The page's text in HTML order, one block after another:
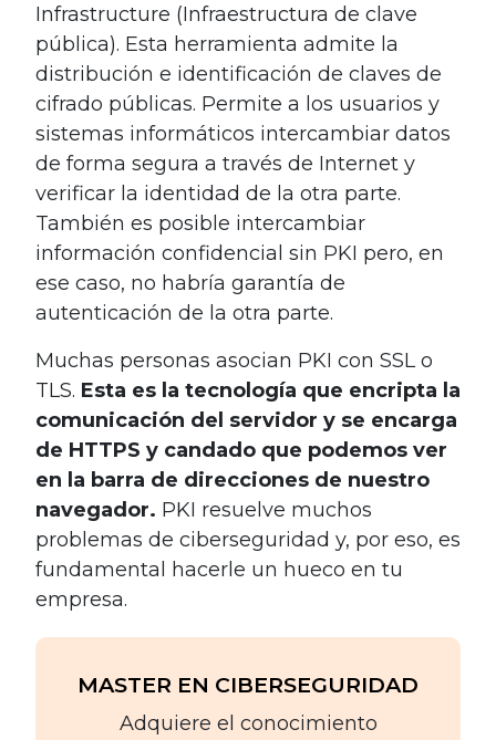
Infrastructure (Infraestructura de clave
pública). Esta herramienta admite la
distribución e identificación de claves de
cifrado públicas. Permite a los usuarios y
sistemas informáticos intercambiar datos
de forma segura a través de Internet y
verificar la identidad de la otra parte.
También es posible intercambiar
información confidencial sin PKI pero, en
ese caso, no habría garantía de
autenticación de la otra parte.
Muchas personas asocian PKI con SSL o
TLS. Esta es la tecnología que encripta la
comunicación del servidor y se encarga
de HTTPS y candado que podemos ver
en la barra de direcciones de nuestro
navegador. PKI resuelve muchos
problemas de ciberseguridad y, por eso, es
fundamental hacerle un hueco en tu
empresa.
MASTER EN CIBERSEGURIDAD
Adquiere el conocimiento